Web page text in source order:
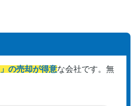
の売却が得意な会社です。 無